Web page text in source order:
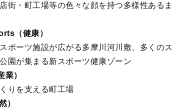
街・町工場等の色々な顔を持つ多様性あるま
（健康）
ポーツ施設が広がる多摩川河川敷、多くのス
園が集まる新スポーツ健康ゾーン
）
りを支える町工場
）